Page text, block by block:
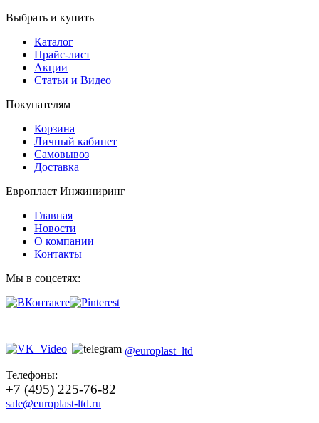
Выбрать и купить
Каталог
Прайс-лист
Акции
Статьи и Видео
Покупателям
Корзина
Личный кабинет
Самовывоз
Доставка
Европласт Инжиниринг
Главная
Новости
О компании
Контакты
Мы в соцсетях:
@europlast_ltd
Телефоны:
+7 (495) 225-76-82
sale@europlast-ltd.ru